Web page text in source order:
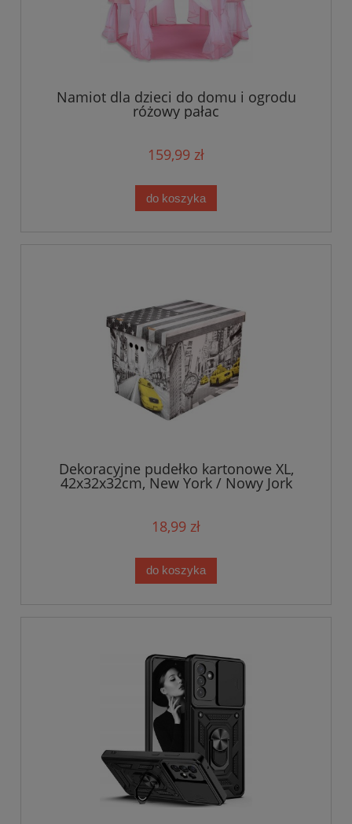
Namiot dla dzieci do domu i ogrodu
różowy pałac
159,99 zł
do koszyka
Dekoracyjne pudełko kartonowe XL,
42x32x32cm, New York / Nowy Jork
18,99 zł
do koszyka